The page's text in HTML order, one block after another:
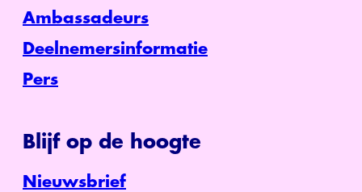
Ambassadeurs
Deelnemersinformatie
Pers
Blijf op de hoogte
Nieuwsbrief